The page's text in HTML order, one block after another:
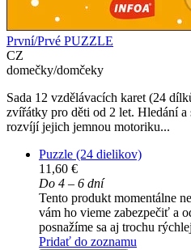
První/Prvé PUZZLE
CZ
domečky/domčeky
Sada 12 vzdělávacích karet (24
zvířátky pro děti od 2 let. Hledání
rozvíjí jejich jemnou motoriku...
Puzzle (24 dielikov)
11,60 €
Do 4 – 6 dní
Tento produkt momentálne
vám ho vieme zabezpečiť a
posnažíme sa aj trochu
Pridať do zoznamu